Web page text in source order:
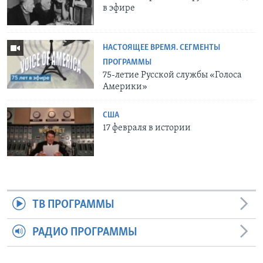
в эфире
НАСТОЯЩЕЕ ВРЕМЯ. СЕГМЕНТЫ
ПРОГРАММЫ
75-летие Русской cлужбы «Голоса
Америки»
США
17 февраля в истории
ТВ ПРОГРАММЫ
РАДИО ПРОГРАММЫ